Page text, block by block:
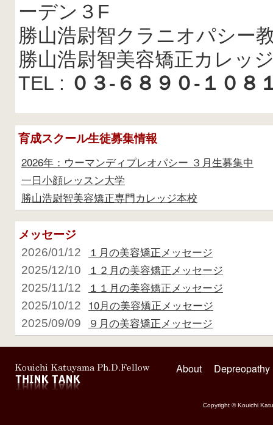
ーデン３F
勝山浩尉智クラニオパシー
勝山浩尉智美容矯正カレッ
TEL : ０３-６８９０-１０８
育成スクール生徒募集情報
2026年：ウーマンディプレオパシー ３月生募集中
一日小顔レッスン大学
勝山浩尉智美容矯正専門カレッジ本校
メッセージ
2026/01/12 １月の美容矯正メッセージ
2025/12/10 １２月の美容矯正メッセージ
2025/11/12 １１月の美容矯正メッセージ
2025/10/12 10月の美容矯正メッセージ
2025/09/09 ９月の美容矯正メッセージ
About Depreopathy
Copyright © Kouichi